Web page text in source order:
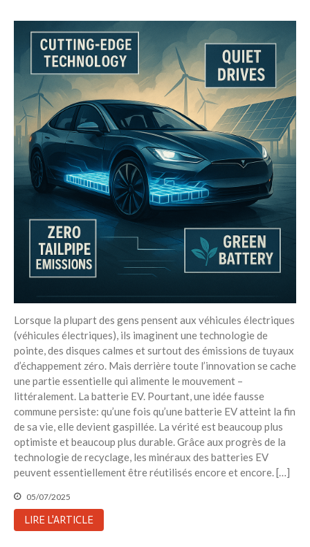
Lorsque la plupart des gens pensent aux véhicules électriques
(véhicules électriques), ils imaginent une technologie de
pointe, des disques calmes et surtout des émissions de tuyaux
d’échappement zéro. Mais derrière toute l’innovation se cache
une partie essentielle qui alimente le mouvement –
littéralement. La batterie EV. Pourtant, une idée fausse
commune persiste: qu’une fois qu’une batterie EV atteint la fin
de sa vie, elle devient gaspillée. La vérité est beaucoup plus
optimiste et beaucoup plus durable. Grâce aux progrès de la
technologie de recyclage, les minéraux des batteries EV
peuvent essentiellement être réutilisés encore et encore. […]
05/07/2025
LIRE L'ARTICLE